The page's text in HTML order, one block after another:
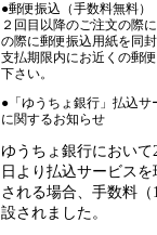
●郵便振込（手数料無料）
２回目以降のご注文の際
の際に郵便振込用紙を同封
支払期限内にお近くの郵
下さい。
●「ゆうちょ銀行」払込サ
に関するお知らせ
ゆうちょ銀行において
日より払込サービスを
される場合、手数料（
設されました。